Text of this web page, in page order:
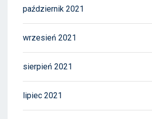
październik 2021
wrzesień 2021
sierpień 2021
lipiec 2021